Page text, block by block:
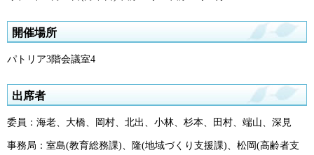
開催場所
パトリア3階会議室4
出席者
委員：海老、大橋、岡村、北出、小林、杉本、田村、端山、深見
事務局：室島(教育総務課)、隆(地域づくり支援課)、松岡(高齢者支